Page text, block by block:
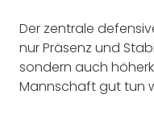
Der zentrale
nur Präsenz und
sondern auch
Mannschaft gut tun